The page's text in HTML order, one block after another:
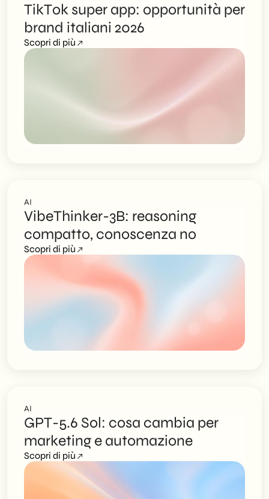
TikTok super app: opportunità per
brand italiani 2026
Scopri di più
AI
VibeThinker-3B: reasoning
compatto, conoscenza no
Scopri di più
AI
GPT-5.6 Sol: cosa cambia per
marketing e automazione
Scopri di più